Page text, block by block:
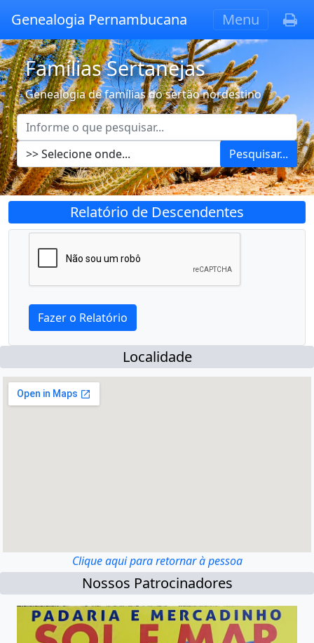
Genealogia Pernambucana Menu
Famílias Sertanejas
Genealogia de famílias do sertão nordestino
Pesquisar...
Relatório de Descendentes
Localidade
Clique aqui para retornar à pessoa
Nossos Patrocinadores